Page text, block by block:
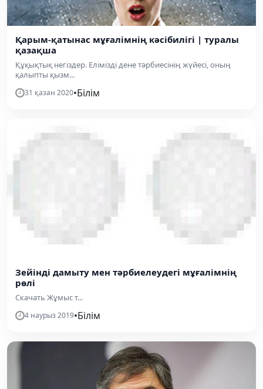
Қарым-қатынас мұғалімнің кәсібилігі | туралы
қазақша
Құқықтық негіздер. Елімізді дене тәрбиесінің жүйесі, оның
қалыпты қызм...
31 қазан 2020•Білім
Зейінді дамыту мен тәрбиелеудегі мұғалімнің
рөлі
Скачать Жұмыс т...
4 наурыз 2019•Білім